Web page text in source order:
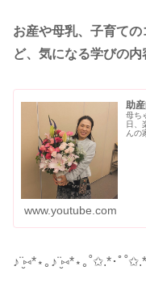
お産や母乳、子育て
ど、気になる学びの内
助
母ち
日、
んの
www.youtube.com
♪¨̮⑅*⋆｡♪¨̮⑅*⋆｡˚✩.*･ﾟ˚✩.*